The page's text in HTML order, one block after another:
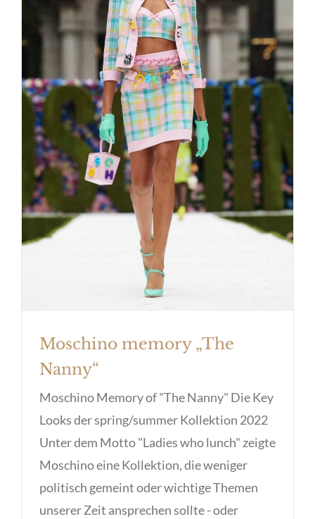
Moschino memory „The Nanny“
Moschino memory „The
Nanny“
Moschino Memory of "The Nanny" Die Key
Looks der spring/summer Kollektion 2022
Unter dem Motto "Ladies who lunch" zeigte
Moschino eine Kollektion, die weniger
politisch gemeint oder wichtige Themen
unserer Zeit ansprechen sollte - oder